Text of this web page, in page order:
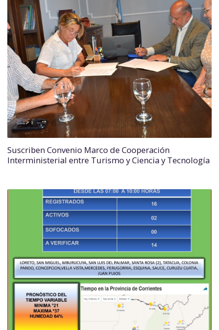
Suscriben Convenio Marco de Cooperación
Interministerial entre Turismo y Ciencia y Tecnología